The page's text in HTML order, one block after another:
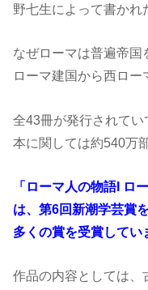
野七生によって書かれ
なぜローマは普遍帝国
ローマ建国から西ロー
全43冊が発行されて
本に関しては約540万
「ローマ人の物語I ロ
は、第6回新潮学芸賞
多くの賞を受賞してい
作品の内容としては、